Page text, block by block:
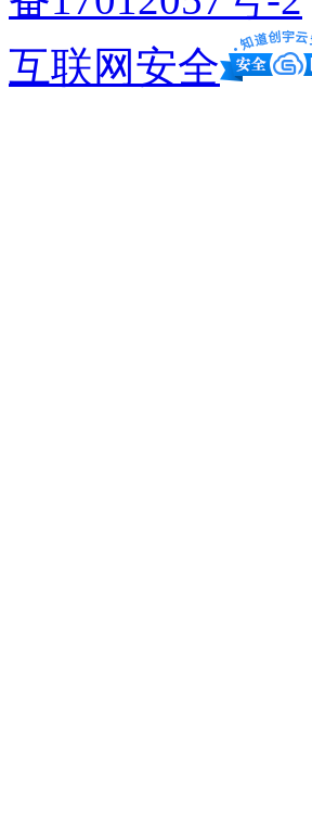
互联网安全